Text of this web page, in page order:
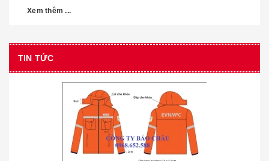
Xem thêm ...
TIN TỨC